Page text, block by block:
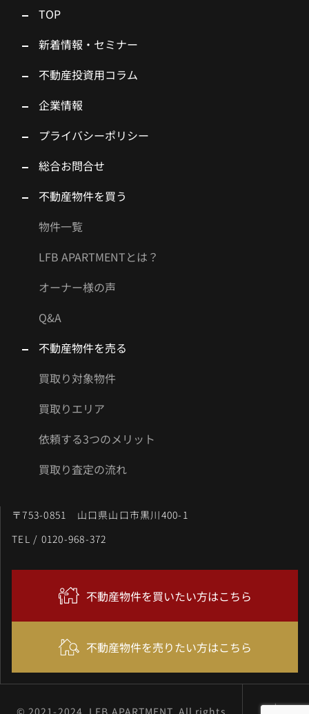
TOP
新着情報・セミナー
不動産投資用コラム
企業情報
プライバシーポリシー
総合お問合せ
不動産物件を買う
物件一覧
LFB APARTMENTとは？
オーナー様の声
Q&A
不動産物件を売る
買取り対象物件
買取りエリア
依頼する3つのメリット
買取り査定の流れ
〒753-0851 山口県山口市黒川400-1
TEL / 0120-968-372
不動産物件を買いたい方はこちら
不動産物件を売りたい方はこちら